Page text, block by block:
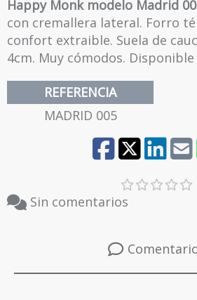
Happy Monk modelo Madrid
con cremallera lateral. Forro
confort extraible. Suela de
4cm. Muy cómodos.
REFERENCIA
MADRID 005
Sin comentarios